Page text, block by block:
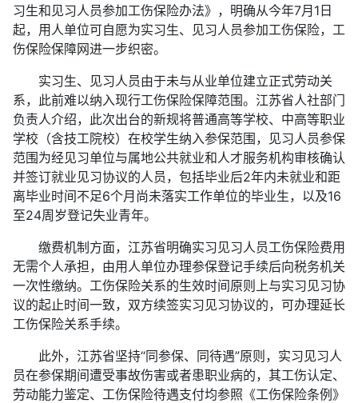
习生和见习人员参加工伤保险办法》，明确从今年7月1日
起，用人单位可自愿为实习生、见习人员参加工伤保险，工
伤保险保障网进一步织密。
实习生、见习人员由于未与从业单位建立正式劳动关
系，此前难以纳入现行工伤保险保障范围。江苏省人社部门
负责人介绍，此次出台的新规将普通高等学校、中高等职业
学校（含技工院校）在校学生纳入参保范围，见习人员参保
范围为经见习单位与属地公共就业和人才服务机构审核确认
并签订就业见习协议的人员，包括毕业后2年内未就业和距
离毕业时间不足6个月尚未落实工作单位的毕业生，以及16
至24周岁登记失业青年。
缴费机制方面，江苏省明确实习见习人员工伤保险费用
无需个人承担，由用人单位办理参保登记手续后向税务机关
一次性缴纳。工伤保险关系的生效时间原则上与实习见习协
议的起止时间一致，双方续签实习见习协议的，可办理延长
工伤保险关系手续。
此外，江苏省坚持“同参保、同待遇”原则，实习见习人
员在参保期间遭受事故伤害或者患职业病的，其工伤认定、
劳动能力鉴定、工伤保险待遇支付均参照《工伤保险条例》